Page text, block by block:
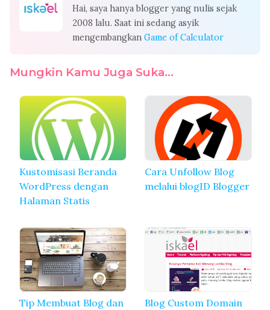
Hai, saya hanya blogger yang nulis sejak
2008 lalu. Saat ini sedang asyik
mengembangkan Game of Calculator
Mungkin Kamu Juga Suka...
Kustomisasi Beranda
WordPress dengan
Halaman Statis
Cara Unfollow Blog
melalui blogID Blogger
Tip Membuat Blog dan
Blog Custom Domain